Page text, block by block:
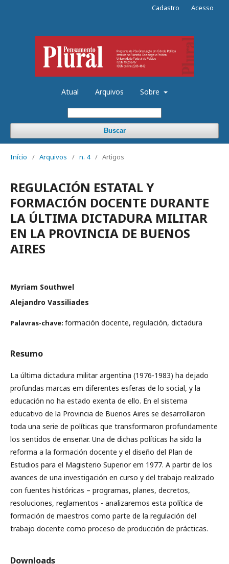
Atual Arquivos Sobre
Buscar
Cadastro Acesso
Início / Arquivos / n. 4 / Artigos
REGULACIÓN ESTATAL Y
FORMACIÓN DOCENTE DURANTE
LA ÚLTIMA DICTADURA MILITAR
EN LA PROVINCIA DE BUENOS
AIRES
Myriam Southwel
Alejandro Vassiliades
Palavras-chave: formación docente, regulación, dictadura
Resumo
La última dictadura militar argentina (1976-1983) ha dejado
profundas marcas em diferentes esferas de lo social, y la
educación no ha estado exenta de ello. En el sistema
educativo de la Provincia de Buenos Aires se desarrollaron
toda una serie de políticas que transformaron profundamente
los sentidos de enseñar. Una de dichas políticas ha sido la
reforma a la formación docente y el diseño del Plan de
Estudios para el Magisterio Superior em 1977. A partir de los
avances de una investigación en curso y del trabajo realizado
con fuentes históricas – programas, planes, decretos,
resoluciones, reglamentos - analizaremos esta política de
formación de maestros como parte de la regulación del
trabajo docente como proceso de producción de prácticas.
Downloads